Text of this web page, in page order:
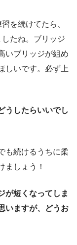
を続けてたら、
たね。ブリッジ
いブリッジが組め
しいです。必ず上
うしたらいいでし
も続けるうちに柔
ましょう！
が短くなってしま
いますが、どうお